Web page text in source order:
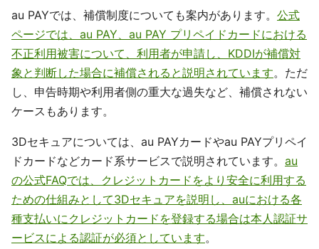
au PAYでは、補償制度についても案内があります。 公式
ページでは、au PAY、au PAY プリペイドカードにおける
不正利用被害について、利用者が申請し、KDDIが補償対
象と判断した場合に補償されると説明されています。ただ
し、申告時期や利用者側の重大な過失など、補償されない
ケースもあります。
3Dセキュアについては、au PAYカードやau PAYプリペイ
ドカードなどカード系サービスで説明されています。 au
の公式FAQでは、クレジットカードをより安全に利用する
ための仕組みとして3Dセキュアを説明し、auにおける各
種支払いにクレジットカードを登録する場合は本人認証サ
ービスによる認証が必須としています。